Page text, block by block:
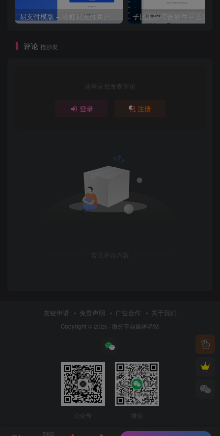
易支付模版 – 彩虹易支付商户登录页模板 子比主题综合插件 – 去除授
评论 抢沙发
请登录后发表评论
登录 注册
暂无评论内容
友链申请 免责声明 广告合作 关于我们
Copyright © 2025 · 微分享自媒体驿站
公众号 微信
5963